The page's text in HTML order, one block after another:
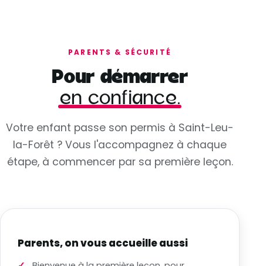
PARENTS & SÉCURITÉ
Pour démarrer
en confiance.
Votre enfant passe son permis à Saint-Leu-
la-Forêt ? Vous l'accompagnez à chaque
étape, à commencer par sa première leçon.
Parents, on vous accueille aussi